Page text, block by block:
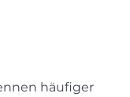
häufiger